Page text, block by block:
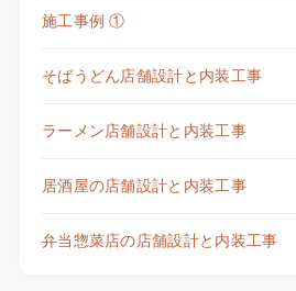
施工事例 ①
そばうどん店舗設計と内装工事
ラーメン店舗設計と内装工事
居酒屋の店舗設計と内装工事
弁当惣菜店の店舗設計と内装工事